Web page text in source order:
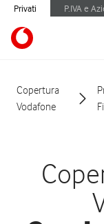
Privati P.IVA e
Copertura
Vodafone